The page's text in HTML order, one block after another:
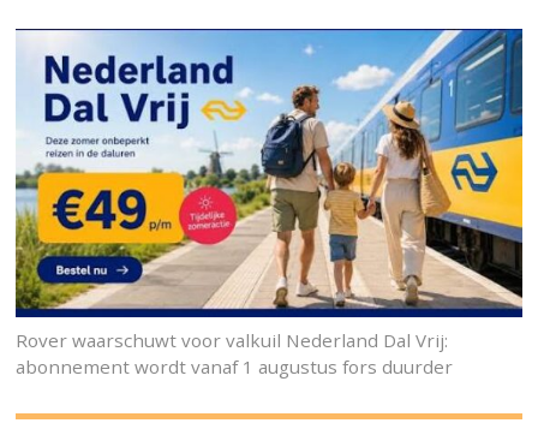
Rover waarschuwt voor valkuil Nederland Dal Vrij:
abonnement wordt vanaf 1 augustus fors duurder